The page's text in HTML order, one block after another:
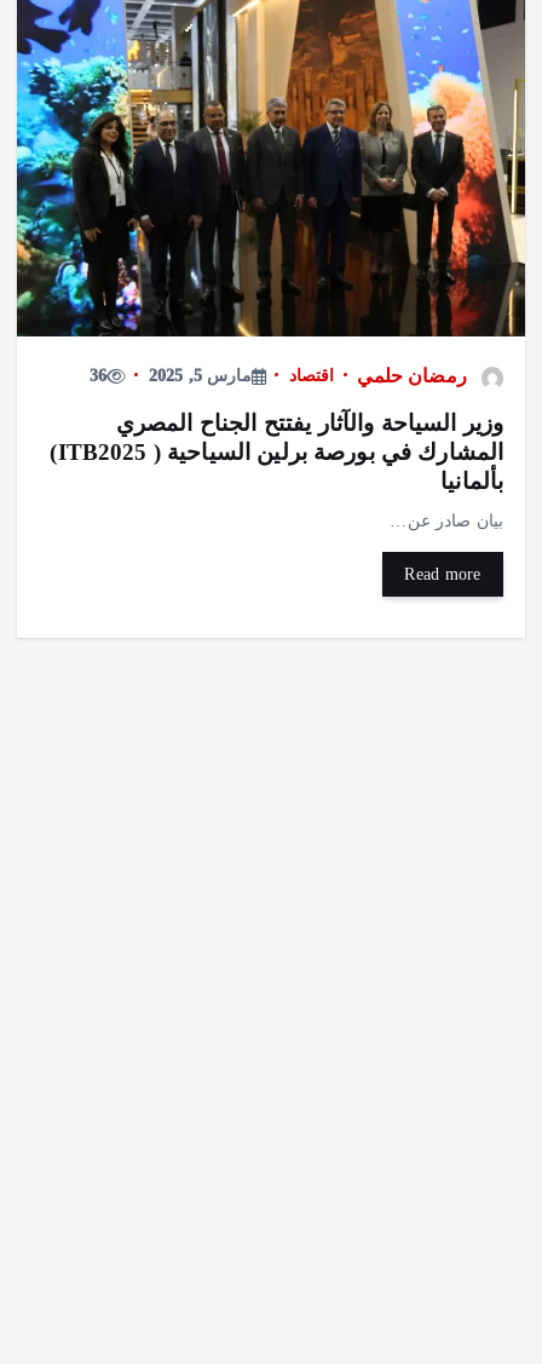
رمضان حلمي اقتصاد مارس 5, 2025 36
وزير السياحة والآثار يفتتح الجناح المصري
المشارك في بورصة برلين السياحية ( ITB2025)
بألمانيا
بيان صادر عن…
Read more